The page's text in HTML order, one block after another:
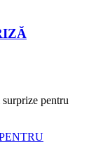
pentru